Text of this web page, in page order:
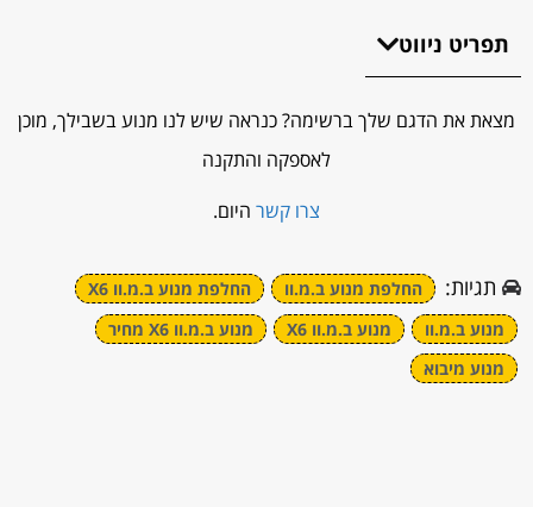
תפריט ניווט
מצאת את הדגם שלך ברשימה? כנראה שיש לנו מנוע בשבילך, מוכן
לאספקה והתקנה
צרו קשר היום.
תגיות: החלפת מנוע ב.מ.וו
החלפת מנוע ב.מ.וו X6
מנוע ב.מ.וו
מנוע ב.מ.וו X6
מנוע ב.מ.וו X6 מחיר
מנוע מיבוא